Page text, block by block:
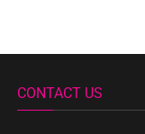
CONTACT US